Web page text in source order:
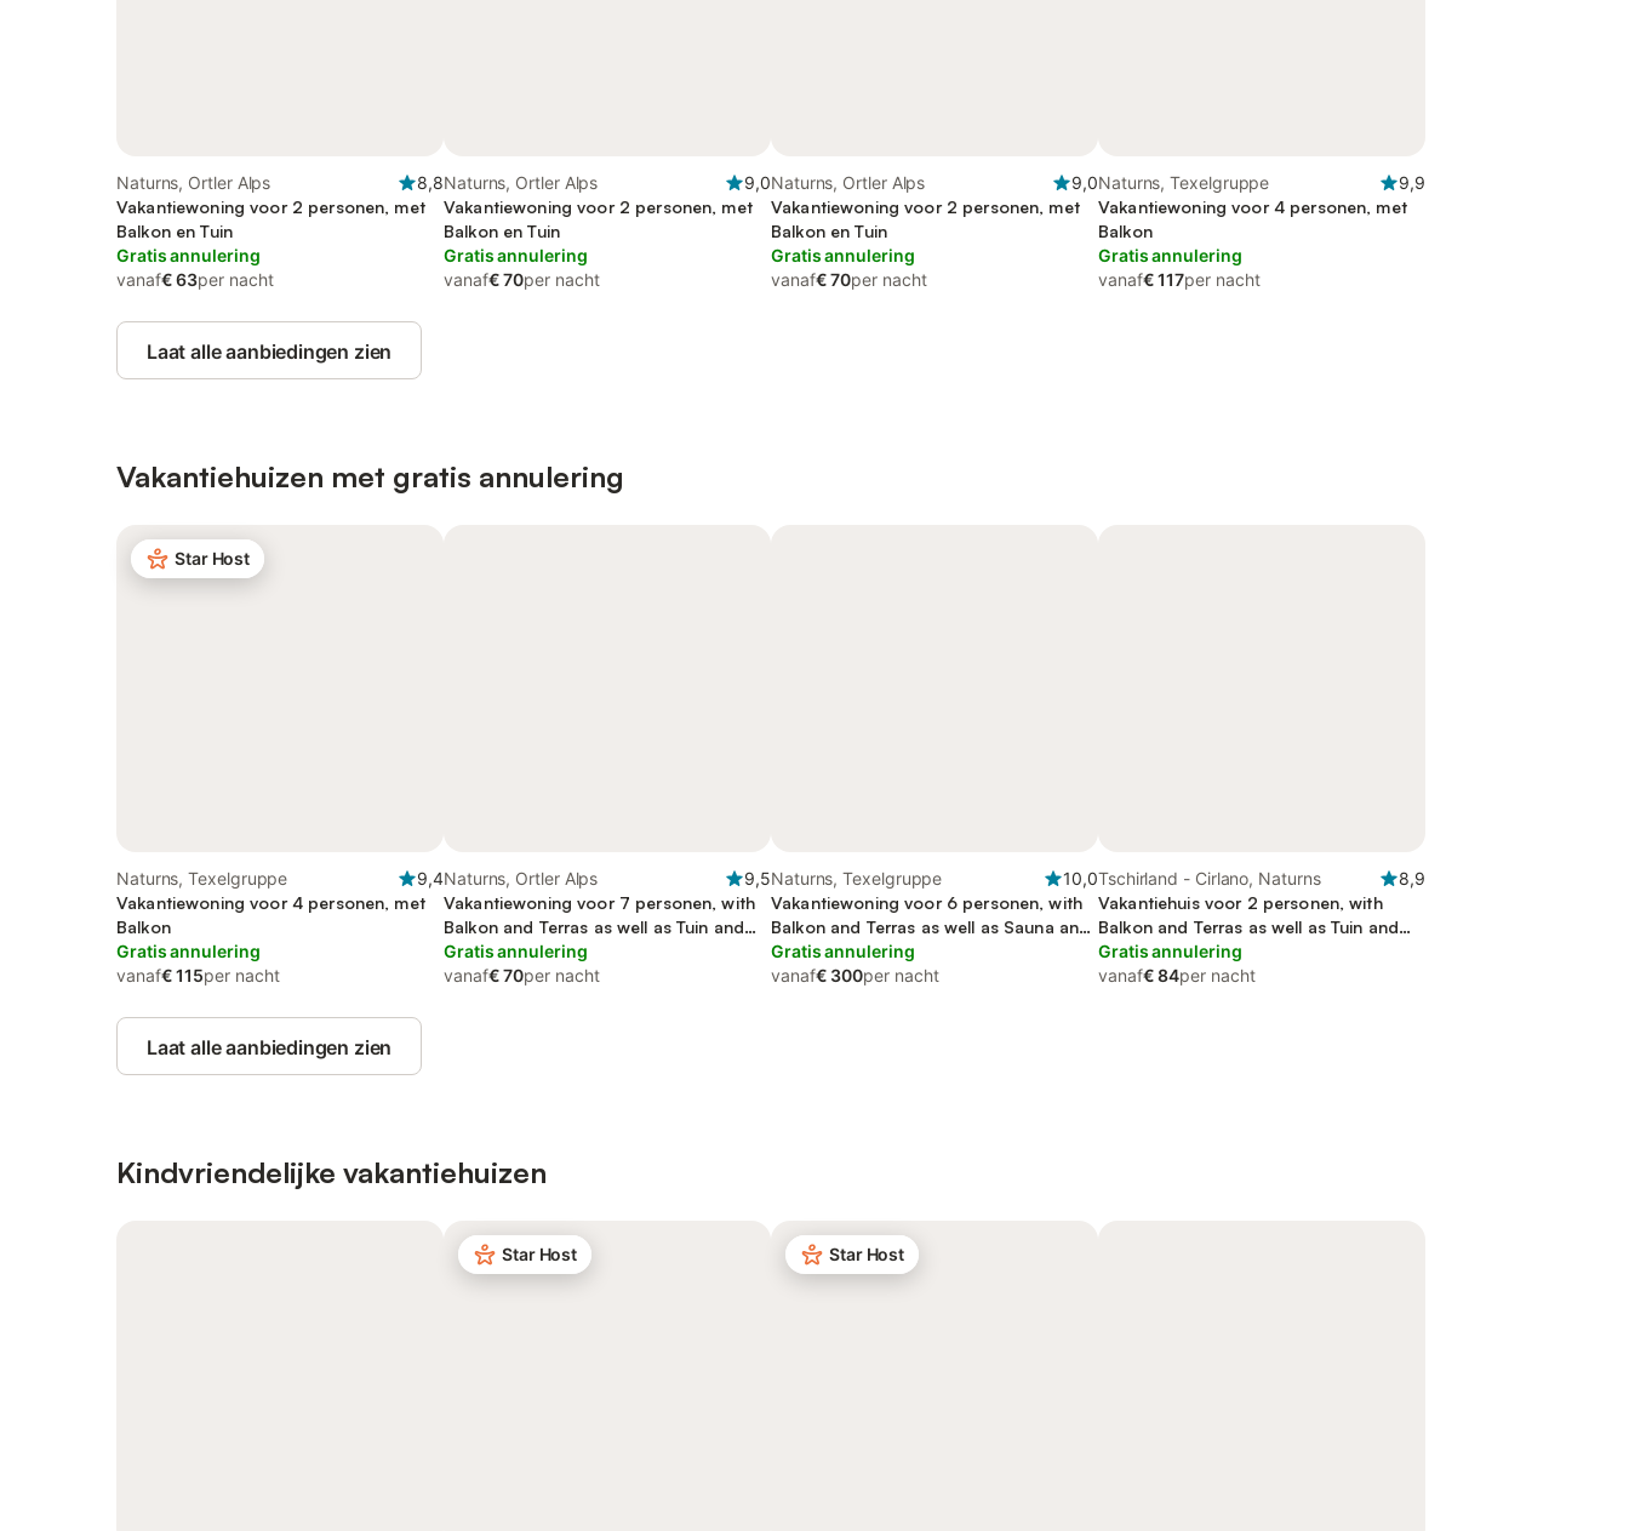
Naturns, Ortler Alps
8,8
Vakantiewoning voor 2 personen, met
Balkon en Tuin
Gratis annulering
vanaf€ 63per nacht
Naturns, Ortler Alps
9,0
Vakantiewoning voor 2 personen, met
Balkon en Tuin
Gratis annulering
vanaf€ 70per nacht
Naturns, Ortler Alps
9,0
Vakantiewoning voor 2 personen, met
Balkon en Tuin
Gratis annulering
vanaf€ 70per nacht
Naturns, Texelgruppe
9,9
Vakantiewoning voor 4 personen, met
Balkon
Gratis annulering
vanaf€ 117per nacht
Laat alle aanbiedingen zien
Vakantiehuizen met gratis annulering
Star Host
Naturns, Texelgruppe
9,4
Vakantiewoning voor 4 personen, met
Balkon
Gratis annulering
vanaf€ 115per nacht
Naturns, Ortler Alps
9,5
Vakantiewoning voor 7 personen, with
Balkon and Terras as well as Tuin and
Zwembad
Gratis annulering
vanaf€ 70per nacht
Naturns, Texelgruppe
10,0
Vakantiewoning voor 6 personen, with
Balkon and Terras as well as Sauna and
Uitzicht
Gratis annulering
vanaf€ 300per nacht
Tschirland - Cirlano, Naturns
8,9
Vakantiehuis voor 2 personen, with
Balkon and Terras as well as Tuin and
Uitzicht
Gratis annulering
vanaf€ 84per nacht
Laat alle aanbiedingen zien
Kindvriendelijke vakantiehuizen
Star Host Star Host